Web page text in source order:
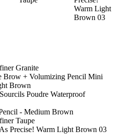
Warm Light
Brown 03
Granite
Brow + Volumizing Pencil Mini
Brown
Poudre Waterproof
- Medium Brown
Taupe
Precise! Warm Light Brown 03